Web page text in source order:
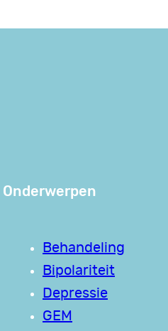
Onderwerpen
Behandeling
Bipolariteit
Depressie
GEM